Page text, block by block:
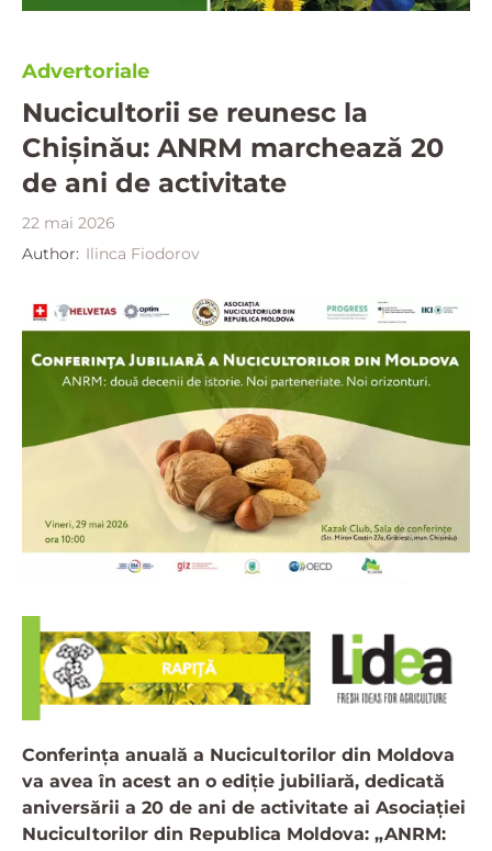
Advertoriale
Nucicultorii se reunesc la
Chișinău: ANRM marchează 20
de ani de activitate
22 mai 2026
Author: Ilinca Fiodorov
Conferința anuală a Nucicultorilor din Moldova
va avea în acest an o ediție jubiliară, dedicată
aniversării a 20 de ani de activitate ai Asociației
Nucicultorilor din Republica Moldova: „ANRM: